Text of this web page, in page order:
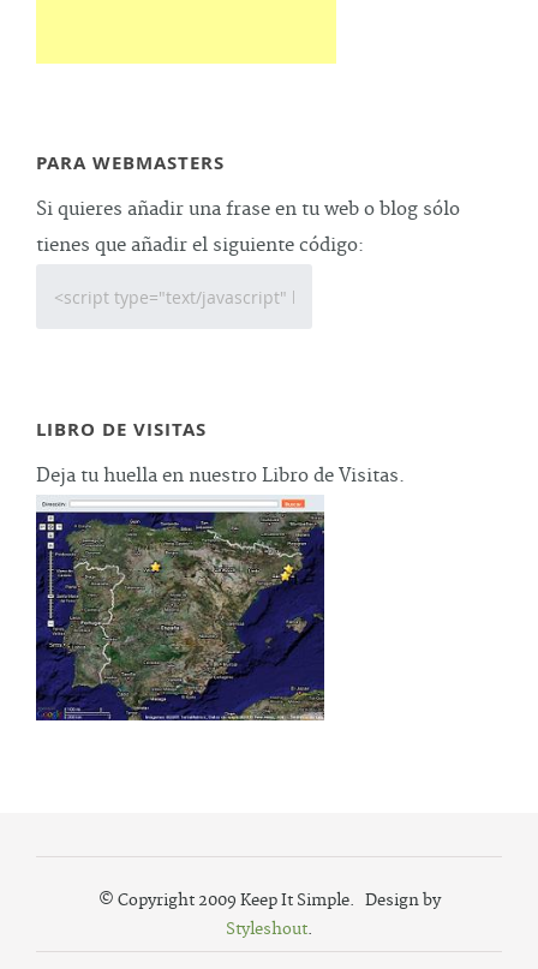
PARA WEBMASTERS
Si quieres añadir una frase en tu web o blog sólo
tienes que añadir el siguiente código:
LIBRO DE VISITAS
Deja tu huella en nuestro Libro de Visitas.
© Copyright 2009 Keep It Simple. Design by
Styleshout.